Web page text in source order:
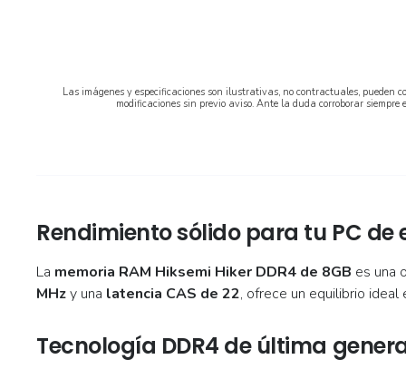
Las imágenes y especificaciones son ilustrativas, no contractuales, pueden
modificaciones sin previo aviso. Ante la duda corroborar
Rendimiento sólido para tu PC de
La memoria RAM Hiksemi Hiker DDR4 de 8GB es una
MHzy una latencia CAS de 22, ofrece un equilibrio
Tecnología DDR4 de última